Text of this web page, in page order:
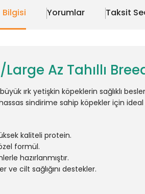
Bilgisi Yorumlar Taksit
Az Tahıllı
ırk yetişkin köpeklerin sağlıklı
sindirime sahip köpekler için
kaliteli protein.
formül.
hazırlanmıştır.
cilt sağlığını destekler.